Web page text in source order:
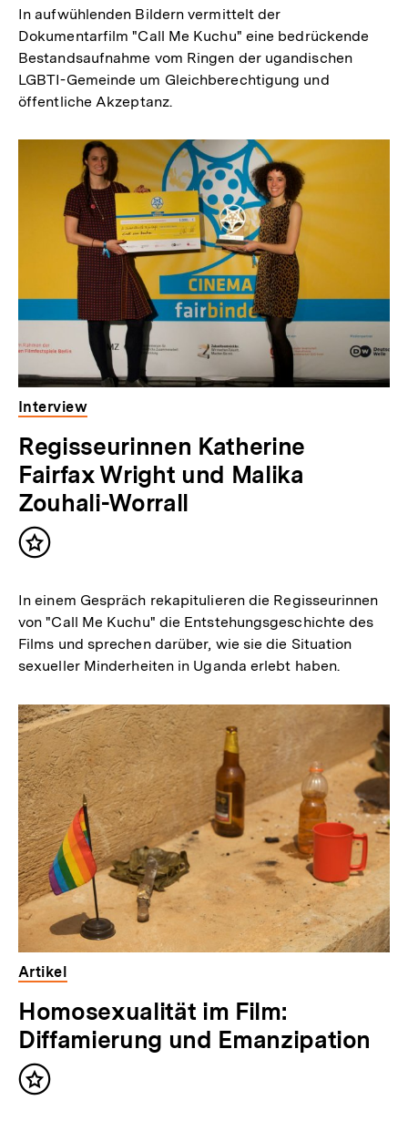
In aufwühlenden Bildern vermittelt der
Dokumentarfilm "Call Me Kuchu" eine bedrückende
Bestandsaufnahme vom Ringen der ugandischen
LGBTI-Gemeinde um Gleichberechtigung und
öffentliche Akzeptanz.
Interview
Regisseurinnen Katherine
Fairfax Wright und Malika
Zouhali-Worrall
Inhalt
In einem Gespräch rekapitulieren die Regisseurinnen
von "Call Me Kuchu" die Entstehungsgeschichte des
Films und sprechen darüber, wie sie die Situation
sexueller Minderheiten in Uganda erlebt haben.
Artikel
Homosexualität im Film:
Diffamierung und Emanzipation
Inhalt